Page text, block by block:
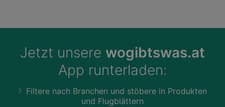
Jetzt unsere wogibtswas.at
App runterladen:
Filtere nach Branchen und stöbere in Produkten
und Flugblättern